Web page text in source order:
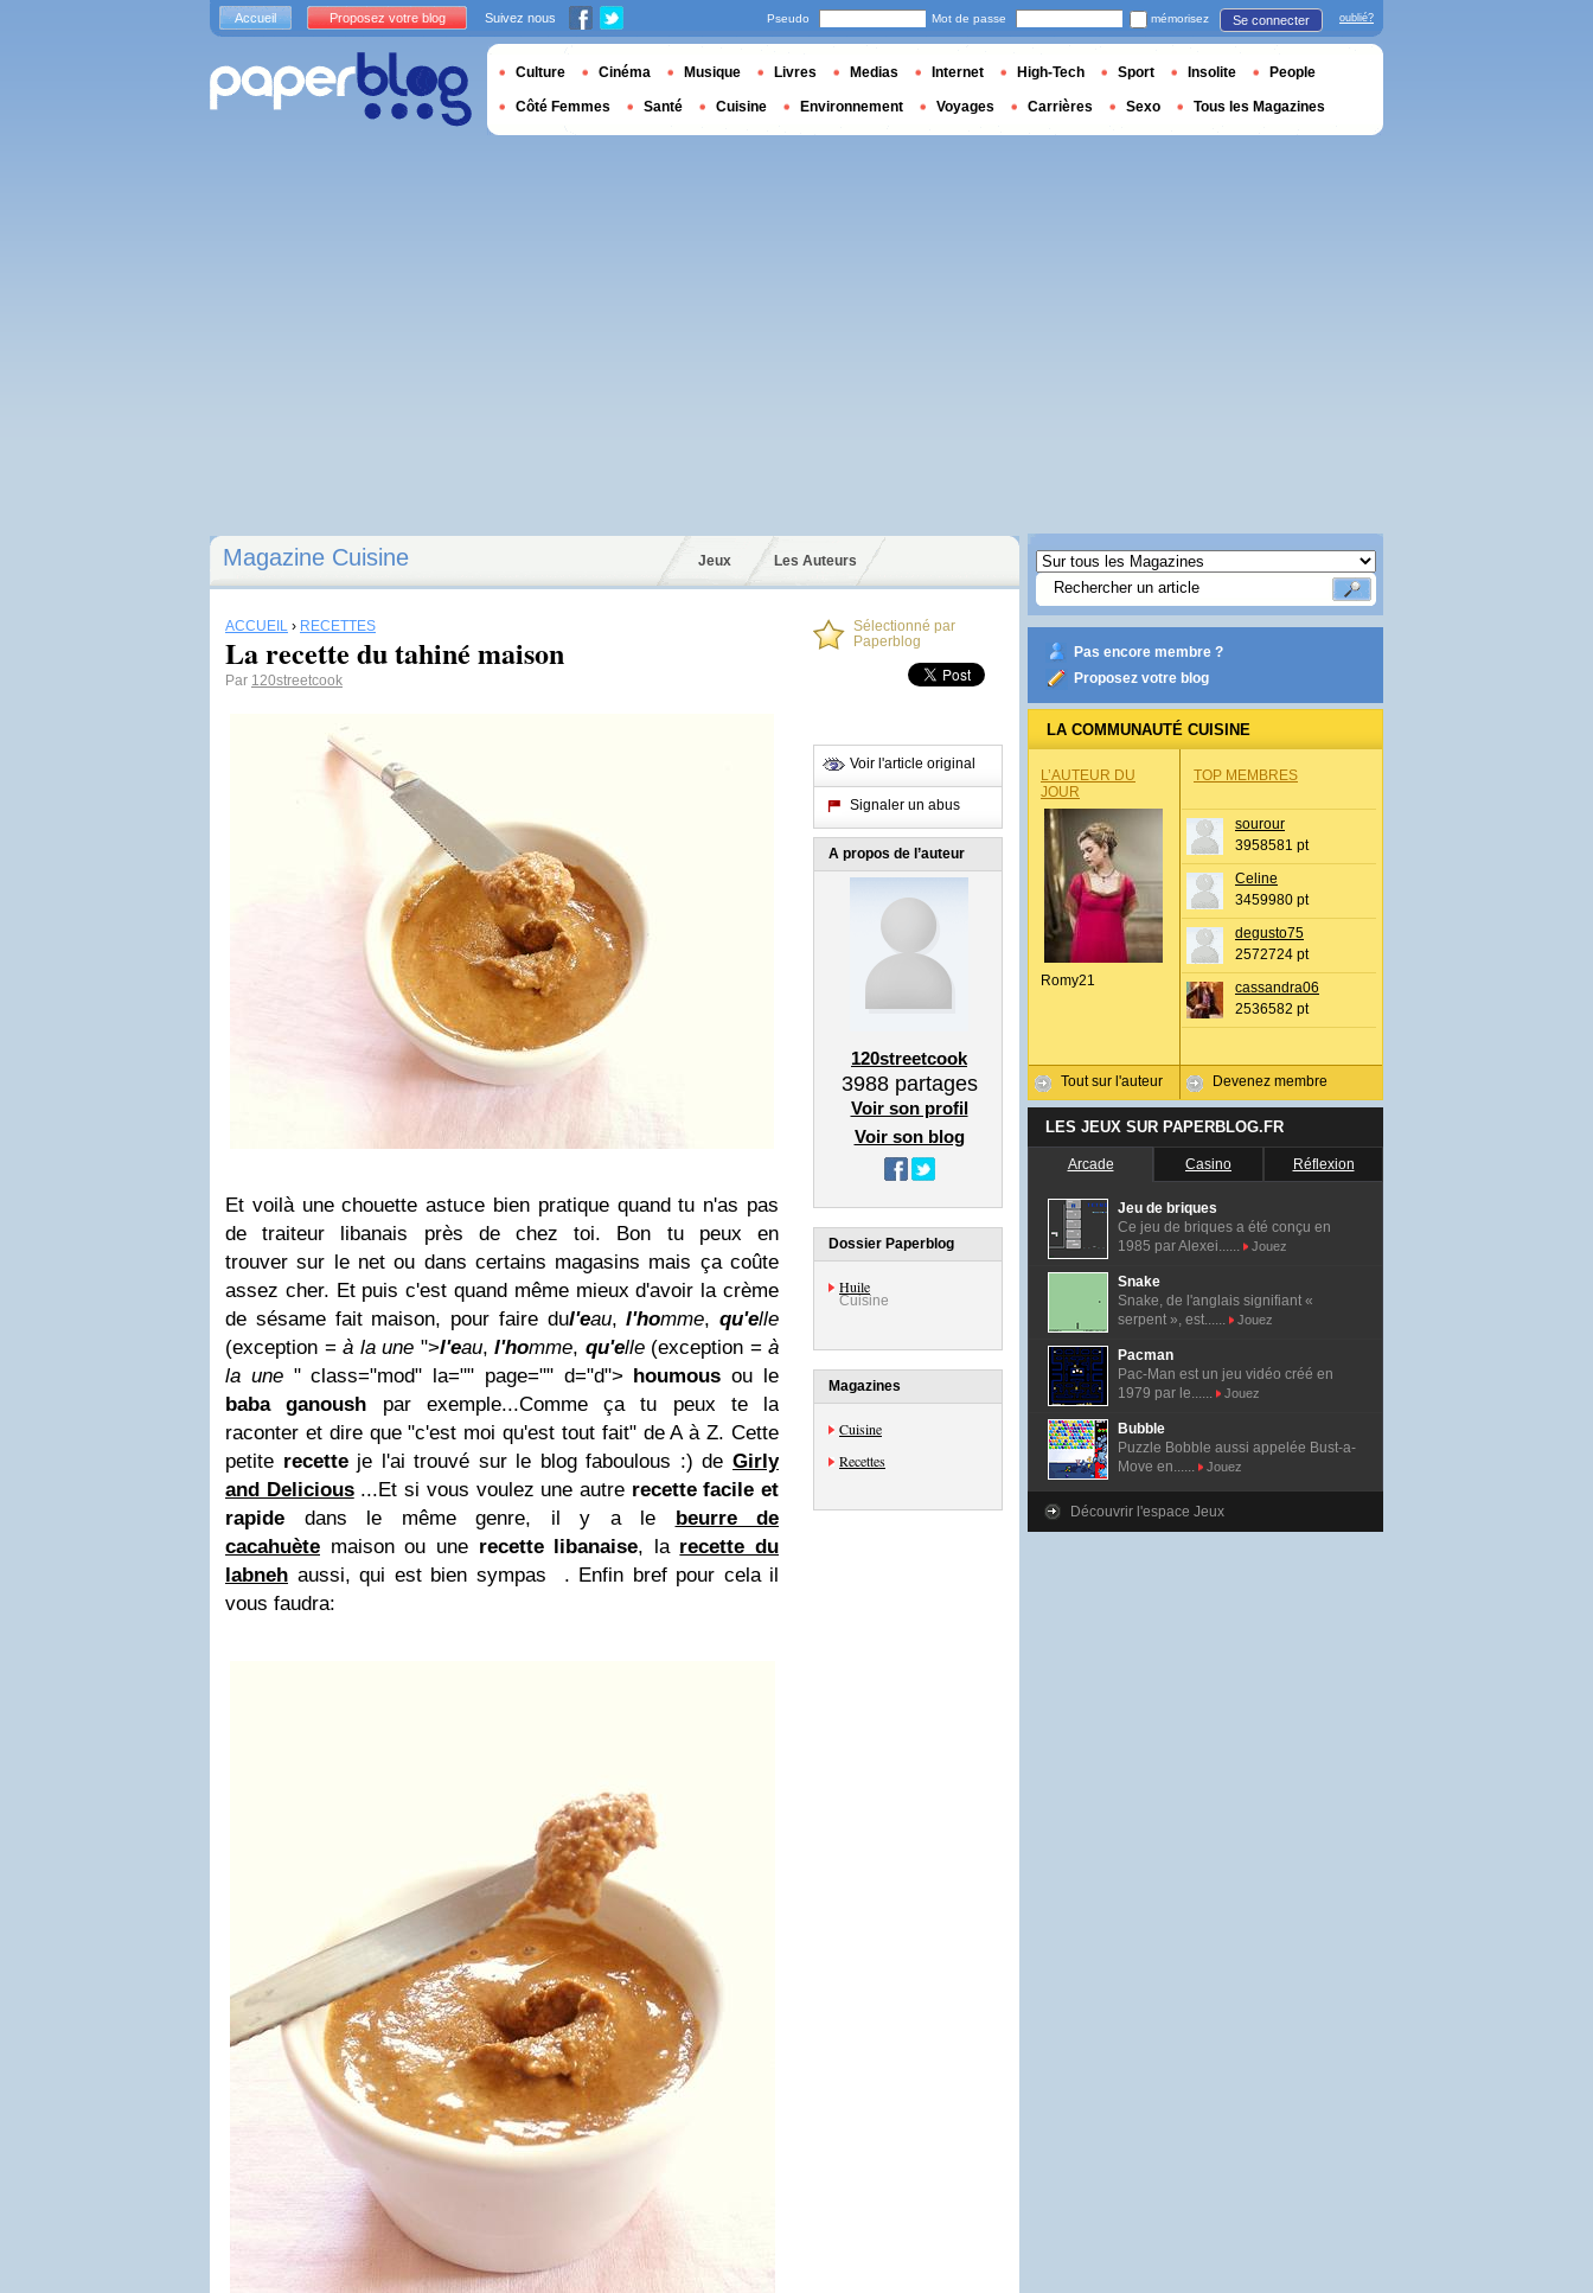
Magazine Cuisine Jeux Les Auteurs
ACCUEIL › RECETTES
La recette du tahiné maison
Par 120streetcook
Et voilà une chouette astuce bien pratique quand tu n'as pas
de traiteur libanais près de chez toi. Bon tu peux en
trouver sur le net ou dans certains magasins mais ça coûte
assez cher. Et puis c'est quand même mieux d'avoir la crème
de sésame fait maison, pour faire dul'eau,l'homme, qu'elle
(exception = à la une ">l'eau, l'homme, qu'elle(exception = à
la une" class="mod" la="" page="" d="d"> houmous ou le
babaganoush par exemple...Comme ça tu peux te la
raconter et dire que "c'est moi qu'est tout fait" de A à Z. Cette
petite recetteje l'ai trouvé sur le blogfaboulous :) deGirly
and Delicious ...Et si vous voulez une autre recette facile et
rapide dans le même genre, il y a le beurre de
cacahuète maison ou une recette libanaise, la recette du
labneh aussi, qui est bien sympas . Enfin bref pour cela il
vous faudra:
Sélectionné par
Paperblog
Voir l'article original
Signaler un abus
A propos de l’auteur
120streetcook
3988partages
Voir son profil
Voir son blog
Dossier Paperblog
Huile
Cuisine
Magazines
Cuisine
Recettes
Pas encore membre ?
Proposez votre blog
LA COMMUNAUTÉ CUISINE
L’AUTEUR DU
JOUR
Romy21
Tout sur l'auteur
TOP MEMBRES
sourour
3958581 pt
Celine
3459980 pt
degusto75
2572724 pt
cassandra06
2536582 pt
Devenez membre
LES JEUX SUR PAPERBLOG.FR
Arcade Casino Réflexion
Jeu de briques
Ce jeu de briques a été conçu en
1985 par Alexei......
Jouez
Snake
Snake, de l'anglais signifiant «
serpent », est......
Jouez
Pacman
Pac-Man est un jeu vidéo créé en
1979 par le......
Jouez
Bubble
Puzzle Bobble aussi appelée Bust-a-
Move en......
Jouez
Découvrir l'espace Jeux
Accueil Proposez votre blog Suivez nous Pseudo Mot de passe mémorisez Se connecter oublié?
Culture Cinéma Musique Livres Medias Internet High-Tech Sport Insolite People
Côté Femmes Santé Cuisine Environnement Voyages Carrières Sexo Tous les Magazines